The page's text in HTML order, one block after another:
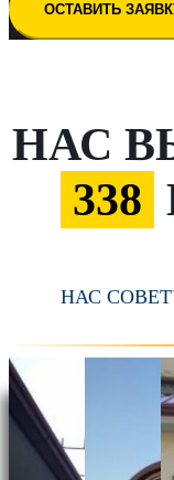
ОСТАВИТЬ
НАС
338
НАС